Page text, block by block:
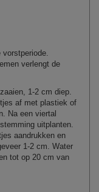
verlengt de
1-2 cm diep.
af met plastiek of
Na een viertal
uitplanten.
aandrukken en
1-2 cm. Water
tot op 20 cm van